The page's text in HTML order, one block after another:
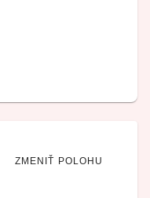
ZMENIŤ POLOHU